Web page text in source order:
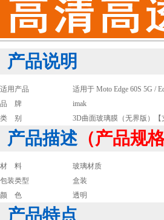
产品说明
适用产品
适用于 Moto Edge 60S 5G /
品 牌
imak
类 别
3D曲面玻璃膜（无界版）【
产品描述 （产品规
材 料
玻璃材质
包装类型
盒装
颜 色
透明
产品特点